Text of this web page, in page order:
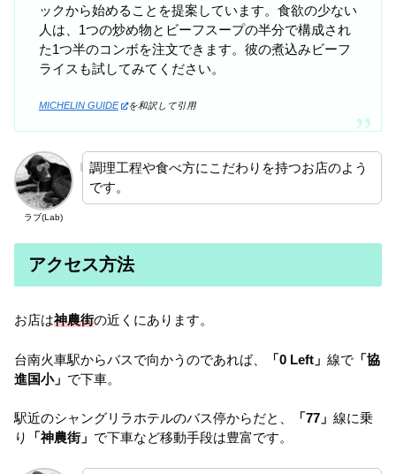
ックから始めることを提案しています。食欲の少ない
人は、1つの炒め物とビーフスープの半分で構成され
た1つ半のコンボを注文できます。彼の煮込みビーフ
ライスも試してみてください。
MICHELIN GUIDE を和訳して引用
ラブ(Lab)
調理工程や食べ方にこだわりを持つお店のよう
です。
アクセス方法
お店は神農街の近くにあります。
台南火車駅からバスで向かうのであれば、 「0 Left」 線で 「協
進国小」 で下車。
駅近のシャングリラホテルのバス停からだと、 「77」 線に乗
り
「神農街」 で下車など移動手段は豊富です。